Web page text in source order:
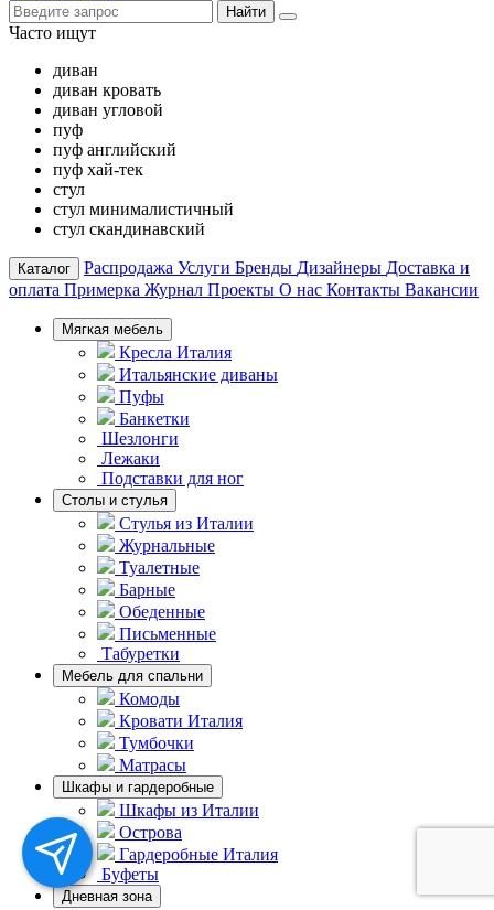
Найти
Часто ищут
диван
диван кровать
диван угловой
пуф
пуф английский
пуф хай-тек
стул
стул минималистичный
стул скандинавский
Каталог Распродажа Услуги Бренды Дизайнеры Доставка и
оплата Примерка Журнал Проекты О нас Контакты Вакансии
Мягкая мебель
Кресла Италия
Итальянские диваны
Пуфы
Банкетки
Шезлонги
Лежаки
Подставки для ног
Столы и стулья
Стулья из Италии
Журнальные
Туалетные
Барные
Обеденные
Письменные
Табуретки
Мебель для спальни
Комоды
Кровати Италия
Тумбочки
Матрасы
Шкафы и гардеробные
Шкафы из Италии
Острова
Гардеробные Италия
Буфеты
Дневная зона